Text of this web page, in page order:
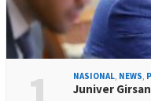
NASIONAL, NEWS,
Juniver